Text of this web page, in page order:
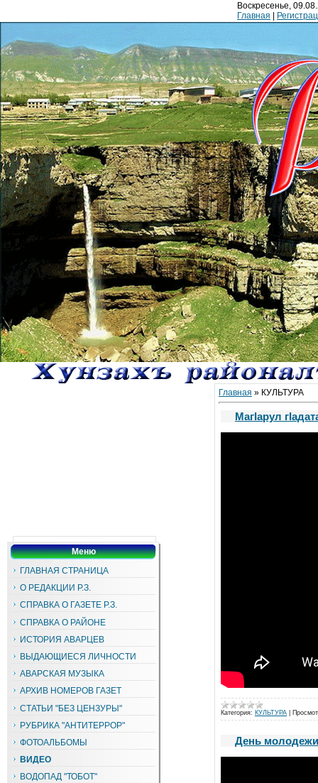
Воскресенье,
Главная
Меню
ГЛАВНАЯ СТРАНИЦА
О РЕДАКЦИИ Р.З.
СПРАВКА О ГАЗЕТЕ Р.З.
СПРАВКА О РАЙОНЕ
ИСТОРИЯ АВАРЦЕВ
ВЫДАЮЩИЕСЯ ЛИЧНОСТИ
АВАРСКАЯ МУЗЫКА
АРХИВ НОМЕРОВ ГАЗЕТ
СТАТЬИ "БЕЗ ЦЕНЗУРЫ"
РУБРИКА "АНТИТЕРРОР"
ФОТОАЛЬБОМЫ
ВИДЕО
ВОДОПАД "ТОБОТ"
Главная » КУЛЬТУРА
МагIарул
Категория: КУЛЬТУРА
День молодежи